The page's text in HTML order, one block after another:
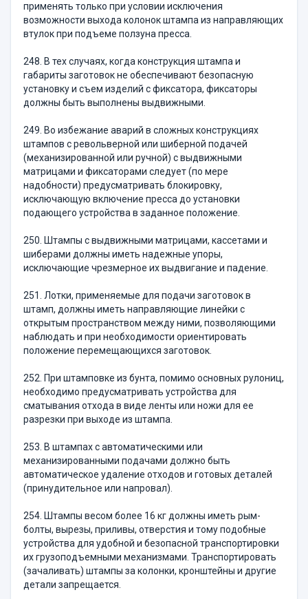
применять только при условии исключения
возможности выхода колонок штампа из направляющих
втулок при подъеме ползуна пресса.
248. В тех случаях, когда конструкция штампа и
габариты заготовок не обеспечивают безопасную
установку и съем изделий с фиксатора, фиксаторы
должны быть выполнены выдвижными.
249. Во избежание аварий в сложных конструкциях
штампов с револьверной или шиберной подачей
(механизированной или ручной) с выдвижными
матрицами и фиксаторами следует (по мере
надобности) предусматривать блокировку,
исключающую включение пресса до установки
подающего устройства в заданное положение.
250. Штампы с выдвижными матрицами, кассетами и
шиберами должны иметь надежные упоры,
исключающие чрезмерное их выдвигание и падение.
251. Лотки, применяемые для подачи заготовок в
штамп, должны иметь направляющие линейки с
открытым пространством между ними, позволяющими
наблюдать и при необходимости ориентировать
положение перемещающихся заготовок.
252. При штамповке из бунта, помимо основных рулониц,
необходимо предусматривать устройства для
сматывания отхода в виде ленты или ножи для ее
разрезки при выходе из штампа.
253. В штампах с автоматическими или
механизированными подачами должно быть
автоматическое удаление отходов и готовых деталей
(принудительное или напровал).
254. Штампы весом более 16 кг должны иметь рым-
болты, вырезы, приливы, отверстия и тому подобные
устройства для удобной и безопасной транспортировки
их грузоподъемными механизмами. Транспортировать
(зачаливать) штампы за колонки, кронштейны и другие
детали запрещается.